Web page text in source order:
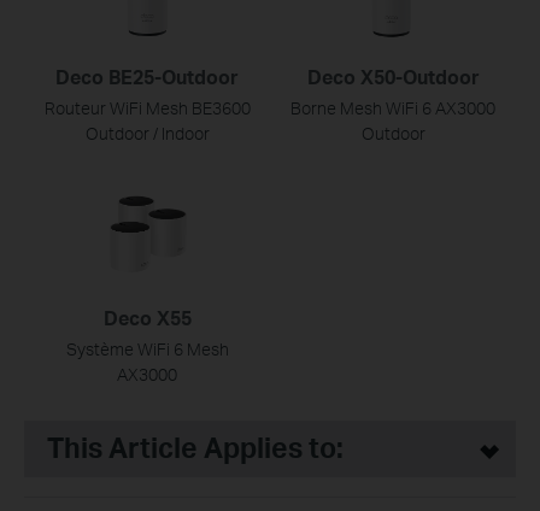
Deco BE25-Outdoor
Routeur WiFi Mesh BE3600
Outdoor / Indoor
Deco X50-Outdoor
Borne Mesh WiFi 6 AX3000
Outdoor
Deco X55
Système WiFi 6 Mesh
AX3000
This Article Applies to: